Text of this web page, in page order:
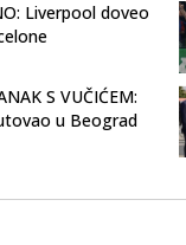
Liverpool doveo
S VUČIĆEM:
u Beograd